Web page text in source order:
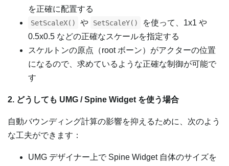
を正確に配置する
SetScaleX() や SetScaleY()
を使って、1x1 や
0.5x0.5 などの正確なスケールを指定する
スケルトンの原点（root ボーン）がアクターの位置
になるので、求めているような正確な制御が可能で
す
2. どうしても UMG / Spine Widget を使う場合
自動バウンディング計算の影響を抑えるために、次のよう
な工夫ができます：
UMG デザイナー上で Spine Widget 自体のサイズを